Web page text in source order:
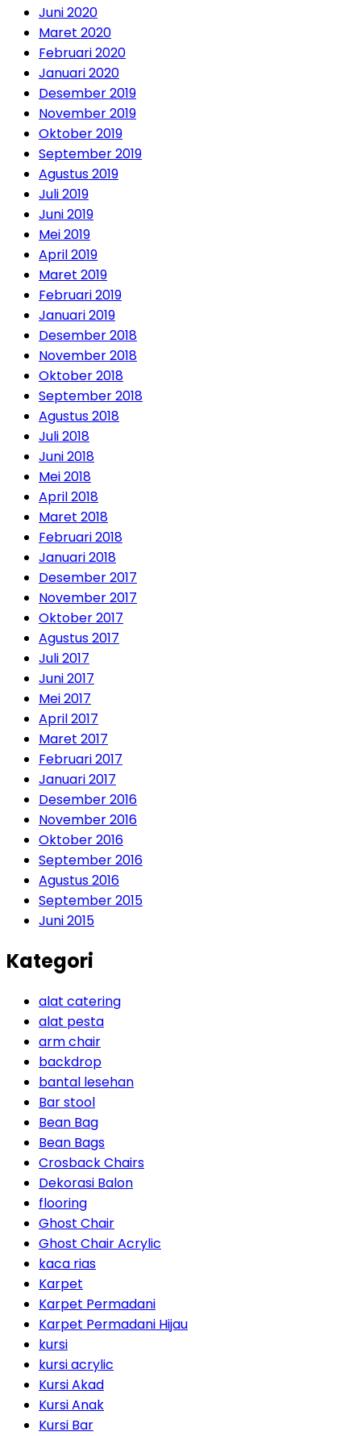
Juni 2020
Maret 2020
Februari 2020
Januari 2020
Desember 2019
November 2019
Oktober 2019
September 2019
Agustus 2019
Juli 2019
Juni 2019
Mei 2019
April 2019
Maret 2019
Februari 2019
Januari 2019
Desember 2018
November 2018
Oktober 2018
September 2018
Agustus 2018
Juli 2018
Juni 2018
Mei 2018
April 2018
Maret 2018
Februari 2018
Januari 2018
Desember 2017
November 2017
Oktober 2017
Agustus 2017
Juli 2017
Juni 2017
Mei 2017
April 2017
Maret 2017
Februari 2017
Januari 2017
Desember 2016
November 2016
Oktober 2016
September 2016
Agustus 2016
September 2015
Juni 2015
Kategori
alat catering
alat pesta
arm chair
backdrop
bantal lesehan
Bar stool
Bean Bag
Bean Bags
Crosback Chairs
Dekorasi Balon
flooring
Ghost Chair
Ghost Chair Acrylic
kaca rias
Karpet
Karpet Permadani
Karpet Permadani Hijau
kursi
kursi acrylic
Kursi Akad
Kursi Anak
Kursi Bar